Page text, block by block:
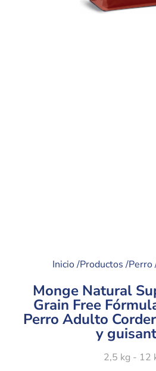
Inicio /Productos /Perro
Monge Natural
Grain Free
Perro Adulto
y
2,5 kg - 12